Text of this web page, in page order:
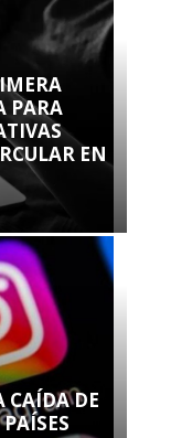
PARA
EN
CAÍDA DE